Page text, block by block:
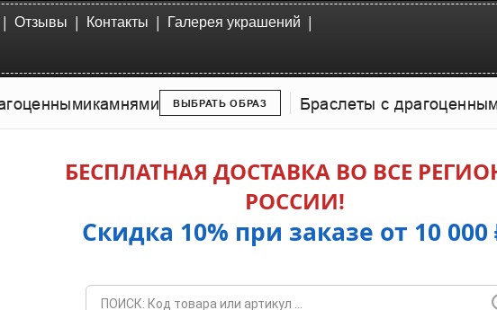
| Отзывы | Контакты | Галерея украшений |
камнями ВЫБРАТЬ ОБРАЗ Браслеты с
БЕСПЛАТНАЯ ДОСТАВКА ВО ВСЕ
РОССИИ!
Скидка 10% при заказе от 10 000